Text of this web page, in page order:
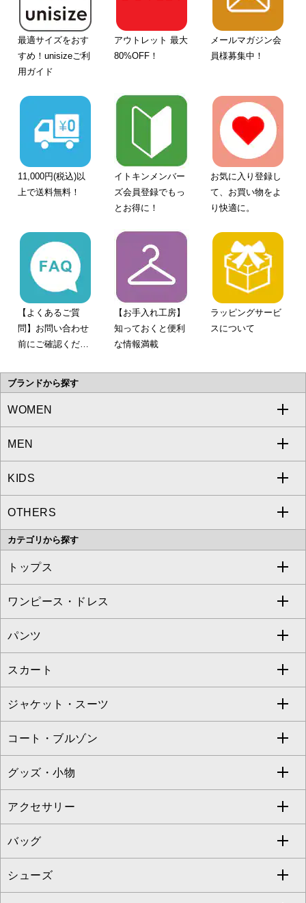
最適サイズをおす
すめ！unisizeご利
用ガイド
アウトレット 最大
80%OFF！
メールマガジン会
員様募集中！
11,000円(税込)以
上で送料無料！
イトキンメンバー
ズ会員登録でもっ
とお得に！
お気に入り登録し
て、お買い物をよ
り快適に。
【よくあるご質
問】お問い合わせ
前にご確認くださ
【お手入れ工房】
知っておくと便利
な情報満載
ラッピングサービ
スについて
ブランドから探す
WOMEN
a.v.v
MICHEL KLEIN
MK MICHEL KLEIN
OFUON le MK
MEN
a.v.v
MICHEL KLEIN HOMME
MK MICHEL KLEIN HOMME
KIDS
a.v.v
OTHERS
MK MICHEL KLEIN BAG
カテゴリから探す
トップス
すべてのトップス
カットソー・Tシャツ
ブラウス・シャツ
ニット・セーター
カーディガン
アンサンブルセット
ベスト・ジレ
パーカー
タンクトップ・キャミソール
ワンピース・ドレス
すべてのワンピース・ドレス
ワンピース
ドレス
チュニック
ジャンパースカート
その他のワンピース・ドレス
パンツ
すべてのパンツ
フルレングスパンツ
クロップド・半端丈パンツ
ガウチョ・ワイドパンツ
ハーフ・ショート丈パンツ
サロペット・オールインワン
その他のパンツ
スカート
すべてのスカート
ロング・マキシ丈スカート
ひざ丈スカート
ミモレ丈スカート
ショート・ミニ丈スカート
その他のスカート
ジャケット・スーツ
すべてのジャケット・スーツ
テーラードジャケット
ノーカラージャケット
セットアップ
セットアップジャケット
コート・ブルゾン
すべてのコート・ブルゾン
トレンチコート
ピーコート
ダッフルコート
グッズ・小物
すべてのグッズ・小物
マスク
ストール・マフラー・スヌード
アクセサリー
すべてのアクセサリー
ネックレス
バッグ
すべてのバッグ
シューズ